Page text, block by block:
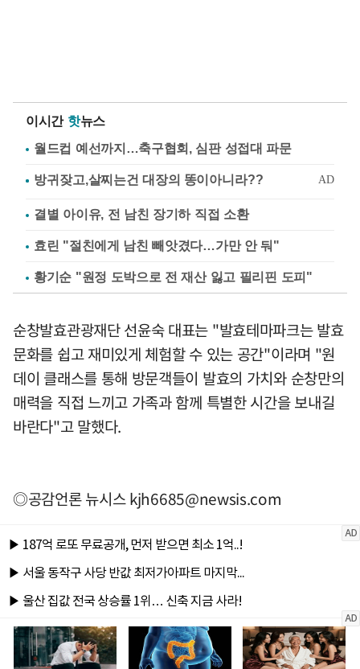
이시간 핫뉴스
월드컵 예선까지…축구협회, 심판 성접대 파문
결별 아이유, 전 남친 장기하 직접 소환
효린 "절친에게 남친 빼앗겼다…가만 안 둬"
황기순 "원정 도박으로 전 재산 잃고 필리핀 도피"
순창발효관광재단 선윤숙 대표는 "발효테마파크는 발효
문화를 쉽고 재미있게 체험할 수 있는 공간"이라며 "원
데이 클래스를 통해 방문객들이 발효의 가치와 순창만의
매력을 직접 느끼고 가족과 함께 특별한 시간을 보내길
바란다"고 말했다.
◎공감언론 뉴시스kjh6685@newsis.com